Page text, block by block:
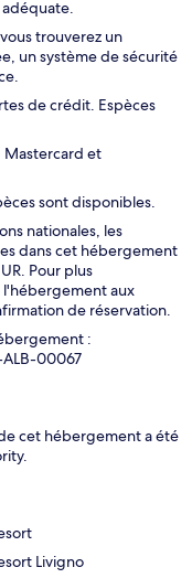
adéquate.
trouverez un
un système de sécurité
de crédit. Espèces
Mastercard et
sont disponibles.
nationales, les
dans cet hébergement
Pour plus
aux
de réservation.
:
ALB-00067
cet hébergement a été
Livigno